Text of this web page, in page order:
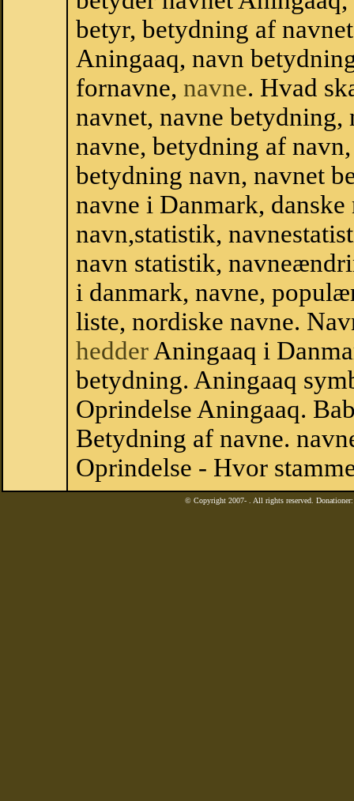
betyr, betydning af
Aningaaq, navn
fornavne, navne. Hvad
navnet, navne
navne, betydning af
betydning navn, navnet
navne i Danmark,
navn,statistik,
navn statistik,
i danmark, navne,
liste, nordiske navne.
hedder Aningaaq i
betydning. Aningaaq
Oprindelse Aningaaq.
Betydning af navne.
Oprindelse - Hvor
© Copyright 2007- . All rights reserved.